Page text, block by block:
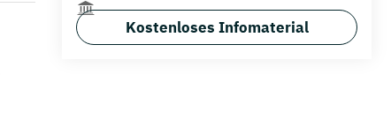
Kostenloses Infomaterial